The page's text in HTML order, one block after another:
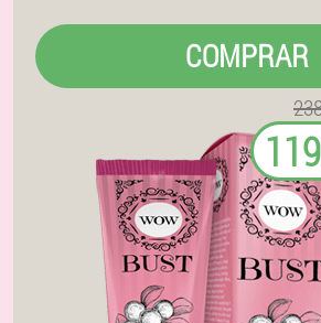
COMPRAR